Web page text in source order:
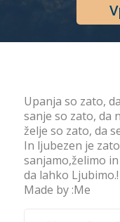
Upanja so zato,
sanje so zato, da
želje so zato, da
In ljubezen je
sanjamo,želimo
da lahko Ljubimo.!
Made by :Me